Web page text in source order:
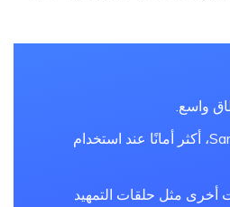
واسع.
أداة رسمية من Samsung، أكثر أمانًا عند استخدام
مثل حلقات التمهيد